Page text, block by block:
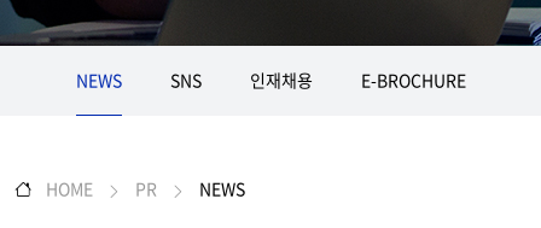
NEWS SNS 인재채용 E-BROCHURE
HOME PR NEWS